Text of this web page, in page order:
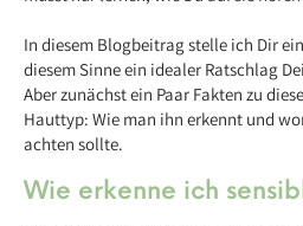
In diesem Blogbeitrag stelle ich Dir
diesem Sinne ein idealer Ratschlag
Aber zunächst ein Paar Fakten zu
Hauttyp: Wie man ihn erkennt und
achten sollte.
Wie erkenne ich